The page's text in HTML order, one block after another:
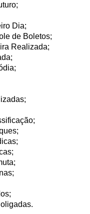
Dia;
de Boletos;
Realizada;